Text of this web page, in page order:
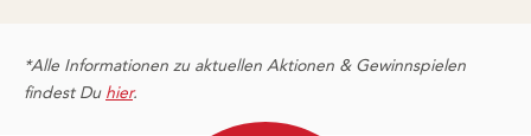
*Alle Informationen zu aktuellen Aktionen & Gewinnspielen
findest Du hier.